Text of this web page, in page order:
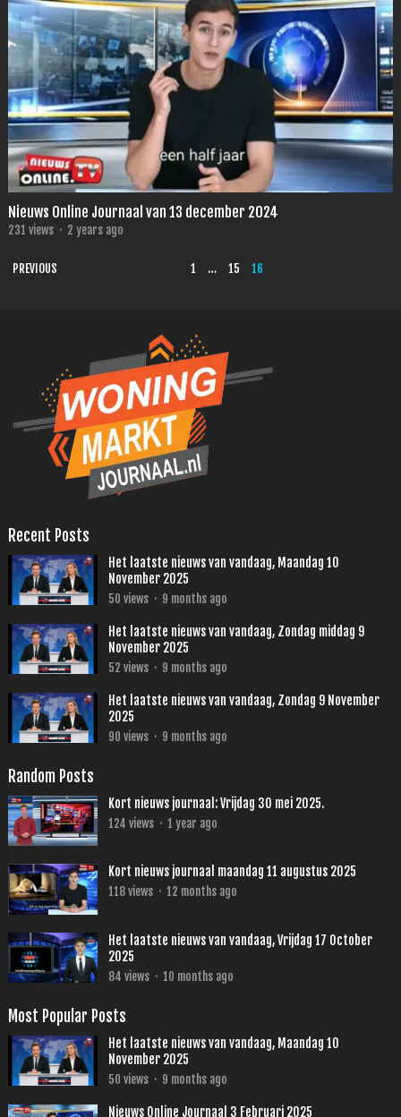
Nieuws Online Journaal van 13 december 2024
231 views · 2 years ago
POSTS
PREVIOUS 1 … 15 16
Recent Posts
Het laatste nieuws van vandaag, Maandag 10
November 2025
50 views · 9 months ago
Het laatste nieuws van vandaag, Zondag middag 9
November 2025
52 views · 9 months ago
Het laatste nieuws van vandaag, Zondag 9 November
2025
90 views · 9 months ago
Random Posts
Kort nieuws journaal: Vrijdag 30 mei 2025.
124 views · 1 year ago
Kort nieuws journaal maandag 11 augustus 2025
118views · 12 months ago
Het laatste nieuws van vandaag, Vrijdag 17 October
2025
84 views · 10 months ago
Most Popular Posts
Het laatste nieuws van vandaag, Maandag 10
November 2025
50 views · 9 months ago
Nieuws Online Journaal 3 Februari 2025